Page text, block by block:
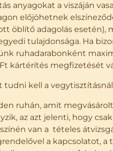
anyagokat a viszáján
előjöhetnek
öblítő adagolás esetén),
tulajdonsága. Ha
ruhadarabonként
kártérítés megfizetését
tudni kell a
ruhán, amit
az azt jelenti, hogy
van a tételes
a kapcsolatot, a